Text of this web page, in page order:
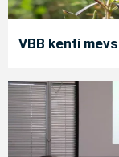
VBB kenti